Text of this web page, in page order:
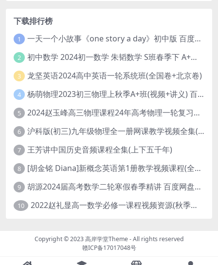
下载排行榜
1 一天一个小故事《one story a day》初中版 百度网盘分享下载
2 初中数学 2024初一数学 朱韬数学 S班春季下 A+班春季下 百度云网盘
3 龙坚英语2024高中英语一轮系统班(全国卷+北京卷)
4 杨萌物理2023初三物理上秋季A+班(视频+讲义) 百度网盘分享
5 2024赵玉峰高三物理课程24年高考物理一轮复习网课教程
6 沪科版(初三)九年级物理全一册网课教学视频全集(录播版 杜春雨 66讲)
7 王芳讲中国历史音频课程全集(上下五千年)
8 [胡金铭 Diana]新概念英语第1册教学视频课程(全集 百度网盘下载)
9 胡源2024届高考数学二轮寒假春季精讲 百度网盘分享
10 2022赵礼显高一数学必修一课程视频资源(秋季班 含讲义)百度网盘云
Copyright © 2023高岸学堂Theme- All rights reserved
赣ICP备17017048号